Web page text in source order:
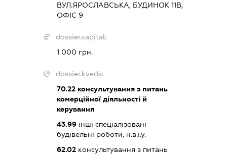
ВУЛ.ЯРОСЛАВСЬКА, БУДИНОК 11В,
ОФІС 9
dossier.capital:
1 000 грн.
dossier.kveds:
70.22 консультування з питань
комерційної діяльності й
керування
43.99 інші спеціалізовані
будівельні роботи, н.в.і.у.
62.02 консультування з питань